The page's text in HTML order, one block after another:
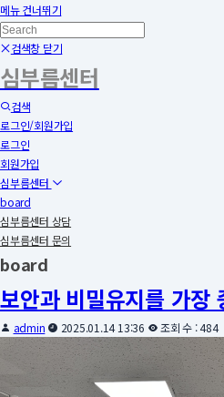
메뉴 건너뛰기
검색창 닫기
심부름센터
검색
로그인/회원가입
로그인
회원가입
심부름센터
board
심부름센터 상담
심부름센터 문의
board
보안과 비밀유지를 가장
admin 2025.01.14 13:36 조회 수 : 484